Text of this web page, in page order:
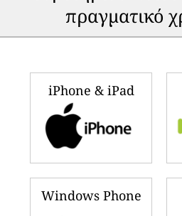
πραγματικό
iPhone & iPad
Windows Phone